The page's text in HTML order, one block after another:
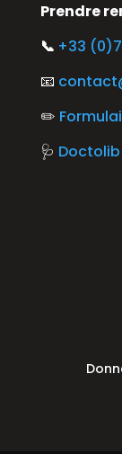
Prendre
📞 +33
📧
✏️
🩺 Doctolib